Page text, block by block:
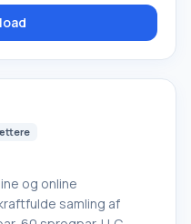
fuldstændig
eller sletning af
og online
samling af